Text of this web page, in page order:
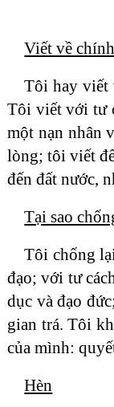
Viết về
Tôi hay viết
Tôi viết với tư
một nạn nhân
lòng; tôi viết
đến đất nước,
Tại sao
Tôi chống
đạo; với tư
dục và đạo
gian trá. Tôi
của mình:
Hèn